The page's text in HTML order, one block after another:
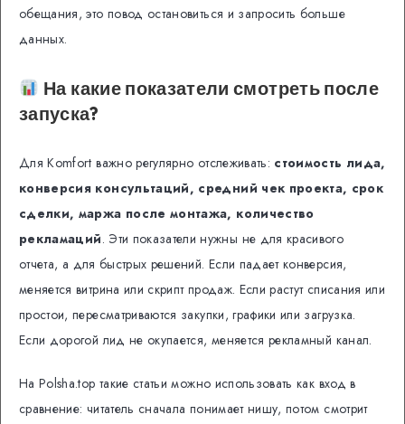
обещания, это повод остановиться и запросить больше
данных.
На какие показатели смотреть после
запуска?
Для Komfort важно регулярно отслеживать: стоимость лида,
конверсия консультаций, средний чек проекта, срок
сделки, маржа после монтажа, количество
рекламаций. Эти показатели нужны не для красивого
отчета, а для быстрых решений. Если падает конверсия,
меняется витрина или скрипт продаж. Если растут списания или
простои, пересматриваются закупки, графики или загрузка.
Если дорогой лид не окупается, меняется рекламный канал.
На Polsha.top такие статьи можно использовать как вход в
сравнение: читатель сначала понимает нишу, потом смотрит